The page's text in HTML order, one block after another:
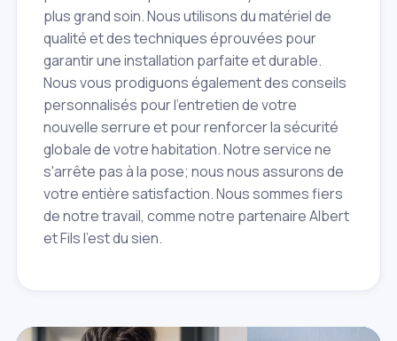
plus grand soin. Nous utilisons du matériel de
qualité et des techniques éprouvées pour
garantir une installation parfaite et durable.
Nous vous prodiguons également des conseils
personnalisés pour l'entretien de votre
nouvelle serrure et pour renforcer la sécurité
globale de votre habitation. Notre service ne
s'arrête pas à la pose; nous nous assurons de
votre entière satisfaction. Nous sommes fiers
de notre travail, comme notre partenaire Albert
et Fils l'est du sien.